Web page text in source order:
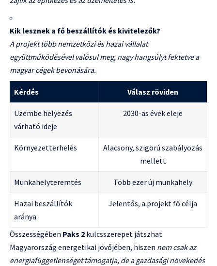
Kik lesznek a fő beszállítók és kivitelezők?
A projekt több nemzetközi és hazai vállalat
együttműködésével valósul meg, nagy hangsúlyt fektetve a
magyar cégek bevonására.
Kérdés Válasz röviden
Üzembe helyezés
várható ideje
2030-as évek eleje
Környezetterhelés
Alacsony, szigorú szabályozás
mellett
Munkahelyteremtés Több ezer új munkahely
Hazai beszállítók
aránya
Jelentős, a projekt fő célja
Összességében Paks 2 kulcsszerepet játszhat
Magyarország energetikai jövőjében, hiszen nem csak az
energiafüggetlenséget támogatja, de a gazdasági növekedés